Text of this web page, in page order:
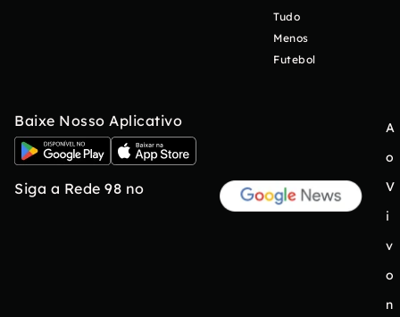
Tudo
Menos
Futebol
Baixe Nosso Aplicativo
Siga a Rede 98 no
A
o
V
i
v
o
n